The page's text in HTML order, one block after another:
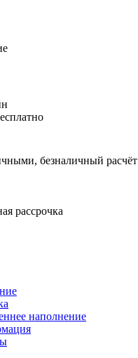
безналичный расчёт
рассрочка
наполнение